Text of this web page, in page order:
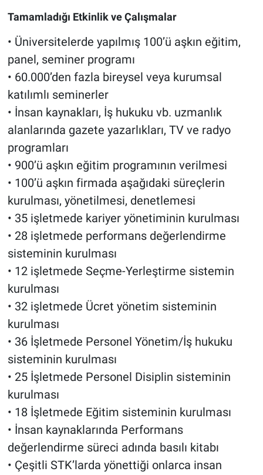
Tamamladığı Etkinlik ve Çalışmalar
• Üniversitelerde yapılmış 100’ü aşkın eğitim,
panel, seminer programı
• 60.000’den fazla bireysel veya kurumsal
katılımlı seminerler
• İnsan kaynakları, İş hukuku vb. uzmanlık
alanlarında gazete yazarlıkları, TV ve radyo
programları
• 900’ü aşkın eğitim programının verilmesi
• 100’ü aşkın firmada aşağıdaki süreçlerin
kurulması, yönetilmesi, denetlemesi
• 35 işletmede kariyer yönetiminin kurulması
• 28 işletmede performans değerlendirme
sisteminin kurulması
• 12 işletmede Seçme-Yerleştirme sistemin
kurulması
• 32 işletmede Ücret yönetim sisteminin
kurulması
• 36 İşletmede Personel Yönetim/İş hukuku
sisteminin kurulması
• 25 İşletmede Personel Disiplin sisteminin
kurulması
• 18 İşletmede Eğitim sisteminin kurulması
• İnsan kaynaklarında Performans
değerlendirme süreci adında basılı kitabı
• Çeşitli STK’larda yönettiği onlarca insan